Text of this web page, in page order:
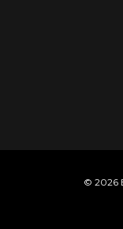
© 2026